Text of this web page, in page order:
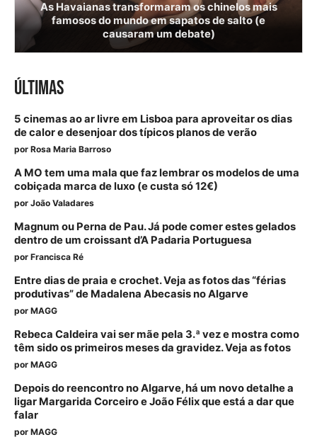
As Havaianas transformaram os chinelos mais
famosos do mundo em sapatos de salto (e
causaram um debate)
ÚLTIMAS
5 cinemas ao ar livre em Lisboa para aproveitar os dias
de calor e desenjoar dos típicos planos de verão
por Rosa Maria Barroso
A MO tem uma mala que faz lembrar os modelos de uma
cobiçada marca de luxo (e custa só 12€)
por João Valadares
Magnum ou Perna de Pau. Já pode comer estes gelados
dentro de um croissant d’A Padaria Portuguesa
por Francisca Ré
Entre dias de praia e crochet. Veja as fotos das “férias
produtivas” de Madalena Abecasis no Algarve
por MAGG
Rebeca Caldeira vai ser mãe pela 3.ª vez e mostra como
têm sido os primeiros meses da gravidez. Veja as fotos
por MAGG
Depois do reencontro no Algarve, há um novo detalhe a
ligar Margarida Corceiro e João Félix que está a dar que
falar
por MAGG